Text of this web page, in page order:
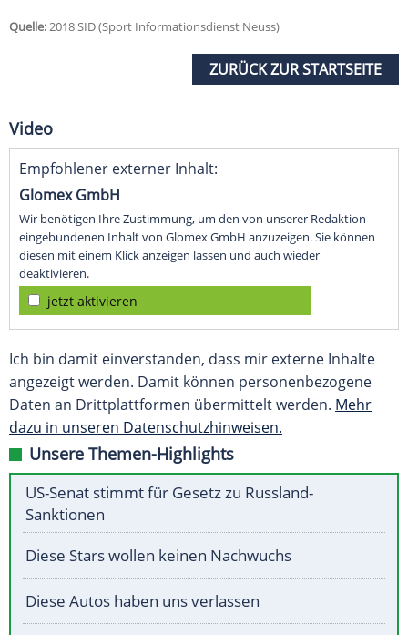
Quelle:2018 SID (Sport Informationsdienst Neuss)
ZURÜCK ZUR STARTSEITE
Video
Empfohlener externer Inhalt:
Glomex GmbH
Wir benötigen Ihre Zustimmung, um den von unserer Redaktion
eingebundenen Inhalt von Glomex GmbH anzuzeigen. Sie können
diesen mit einem Klick anzeigen lassen und auch wieder
deaktivieren.
jetzt aktivieren
Ich bin damit einverstanden, dass mir externe Inhalte
angezeigt werden. Damit können personenbezogene
Daten an Drittplattformen übermittelt werden. Mehr
dazu in unseren Datenschutzhinweisen.
Unsere Themen-Highlights
US-Senat stimmt für Gesetz zu Russland-
Sanktionen
Diese Stars wollen keinen Nachwuchs
Diese Autos haben uns verlassen